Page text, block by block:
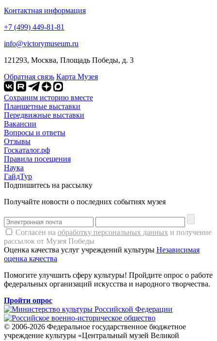
Контактная информация
+7 (499) 449-81-81
info@victorymuseum.ru
121293, Москва, Площадь Победы, д. 3
Обратная связь Карта Музея
Сохраним историю вместе
Планшетные выставки
Передвижные выставки
Вакансии
Вопросы и ответы
Отзывы
Госкаталог.рф
Правила посещения
Наука
ГайдТур
Подпишитесь на рассылку
Получайте новости о последних событиях музея
Согласен на обработку персональных данных и получение
рассылок от Музея Победы
Оценка качества услуг учреждений культуры Независимая
оценка качества
Помогите улучшить сферу культуры! Пройдите опрос о работе
федеральных организаций искусства и народного творчества.
Пройти опрос
© 2006-2026 Федеральное государственное бюджетное
учреждение культуры «Центральный музей Великой